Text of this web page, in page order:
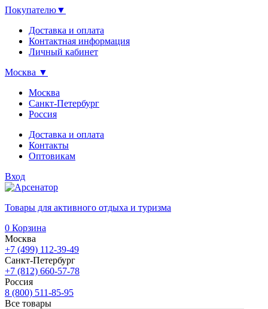
Покупателю▼
Доставка и оплата
Контактная информация
Личный кабинет
Москва ▼
Москва
Санкт-Петербург
Россия
Доставка и оплата
Контакты
Оптовикам
Вход
Товары для активного отдыха и туризма
0 Корзина
Москва
+7 (499) 112-39-49
Санкт-Петербург
+7 (812) 660-57-78
Россия
8 (800) 511-85-95
Все товары